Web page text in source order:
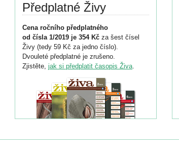
Předplatné Živy
Cena ročního předplatného
od čísla 1/2019 je 354 Kč za šest čísel
Živy (tedy 59 Kč za jedno číslo).
Dvouleté předplatné je zrušeno.
Zjistěte, jak si předplatit časopis Živa.